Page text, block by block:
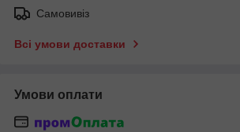
Самовивіз
Всі умови доставки
Умови оплати